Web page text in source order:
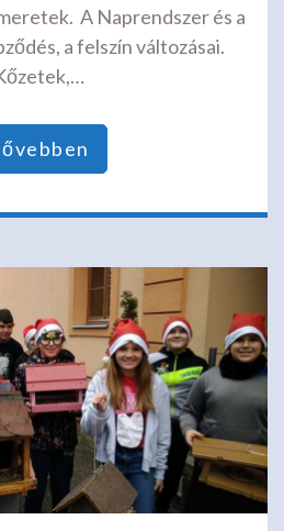
A Naprendszer és a
a felszín változásai.